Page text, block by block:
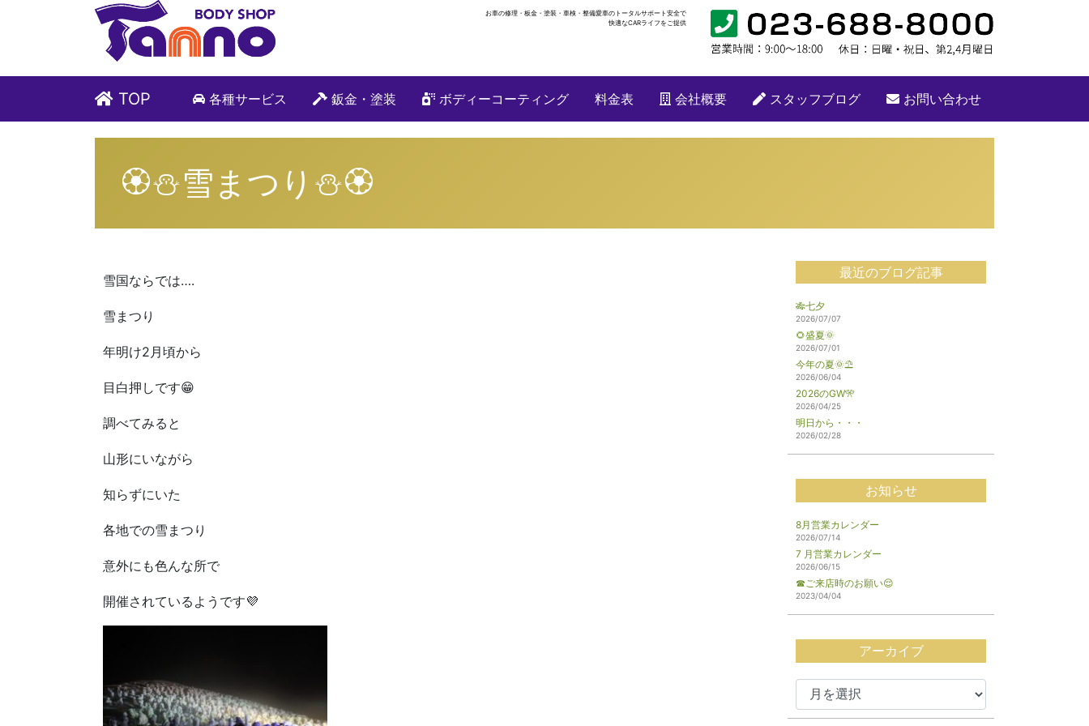
お車の修理・板金・塗装・車検・整備愛車のトータルサポート安全で
快適なCARライフをご提供
TOP 各種サービス 鈑金・塗装 ボディーコーティング 料金表 会社概要 スタッフブログ お問い合わせ
🏵⛄雪まつり⛄🏵
雪国ならでは….
雪まつり
年明け2月頃から
目白押しです😁
調べてみると
山形にいながら
知らずにいた
各地での雪まつり
意外にも色んな所で
開催されているようです💜
最近のブログ記事
🎋七夕
2026/07/07
🌻盛夏🌞
2026/07/01
今年の夏🌞⛱️
2026/06/04
2026のGW🎌
2026/04/25
明日から・・・
2026/02/28
お知らせ
8月営業カレンダー
2026/07/14
7 月営業カレンダー
2026/06/15
☎ご来店時のお願い😌
2023/04/04
アーカイブ